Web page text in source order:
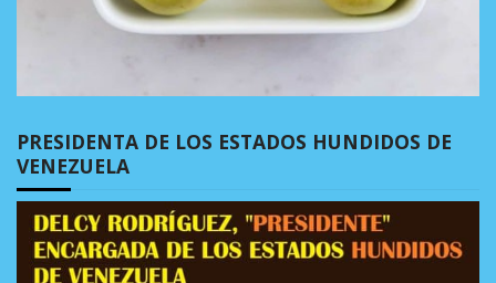
PRESIDENTA DE LOS ESTADOS HUNDIDOS DE
VENEZUELA